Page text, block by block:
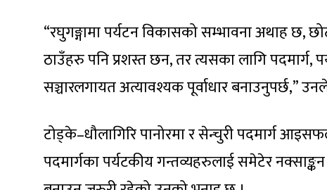
“रघुगङ्गामा पर्यटन विकासको सम्भावना अथाह छ,
ठाउँहरु पनि प्रशस्त छन, तर त्यसका लागि पदमार्ग,
सञ्चारलगायत अत्यावश्यक पूर्वाधार बनाउनुपर्छ,”
टोड्के–धौलागिरि पानोरमा र सेन्चुरी पदमार्ग
पदमार्गका पर्यटकीय गन्तव्यहरुलाई समेटेर